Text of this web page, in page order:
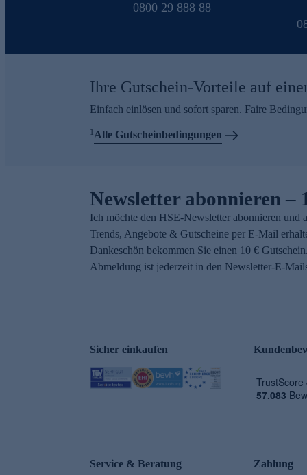
0800 29 888 88
Ihre Gutschein-Vorteile auf
Einfach einlösen und sofort sparen. Faire
1Alle Gutscheinbedingungen
Newsletter abonnieren –
Ich möchte den HSE-Newsletter abonnieren und
Trends, Angebote & Gutscheine per E-Mail
Dankeschön bekommen Sie einen 10 €
Abmeldung ist jederzeit in den Newsletter-E-
Sicher einkaufen
Service & Beratung Zahlung